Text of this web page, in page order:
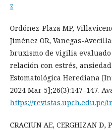
z
Ordóñez-Plaza MP,
Jiménez OR, Vanegas-
bruxismo de vigilia
relación con estrés,
Estomatológica Herediana
2024 Mar 5];26(3):147–147.
https://revistas.upch.edu.pe/
CRACIUN AE, CERGHIZAN D,